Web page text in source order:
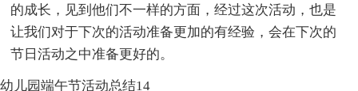
的成长，见到他们不一样的方面，经过这次活动，也是
让我们对于下次的活动准备更加的有经验，会在下次的
节日活动之中准备更好的。
幼儿园端午节活动总结14